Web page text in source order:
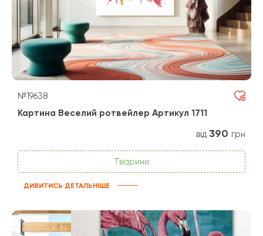
№19638
Картина Веселий ротвейлер Артикул 1711
від 390 грн
Тварини
ДИВИТИСЬ ДЕТАЛЬНІШЕ